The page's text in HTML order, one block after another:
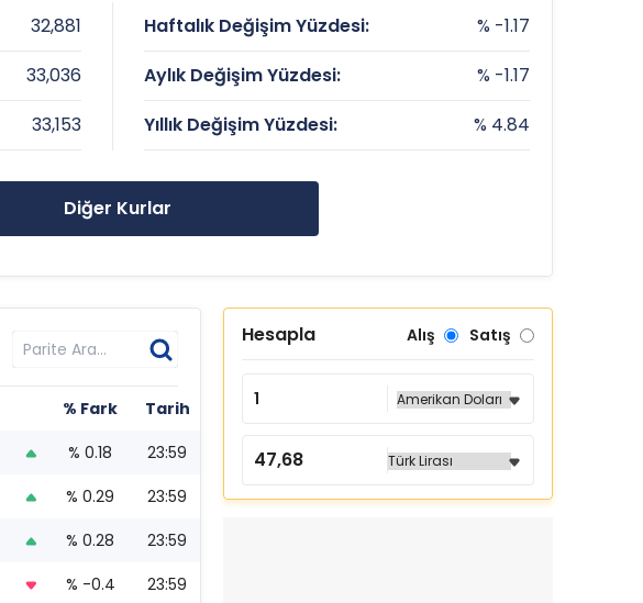
32,881
33,036
33,153
Haftalık Değişim Yüzdesi:
% -1.17
Aylık Değişim Yüzdesi:
% -1.17
Yıllık Değişim Yüzdesi:
% 4.84
Diğer Kurlar
% Fark
Tarih
% 0.18
23:59
% 0.29
23:59
% 0.28
23:59
% -0.4
23:59
Hesapla Alış Satış